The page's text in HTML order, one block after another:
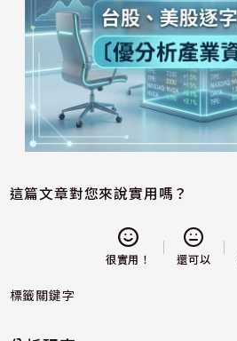
這篇文章對您來說實用嗎？
很實用！ 還可以
標籤關鍵字